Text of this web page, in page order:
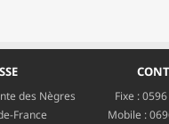
des Nègres
France
Fixe :
Mobile :